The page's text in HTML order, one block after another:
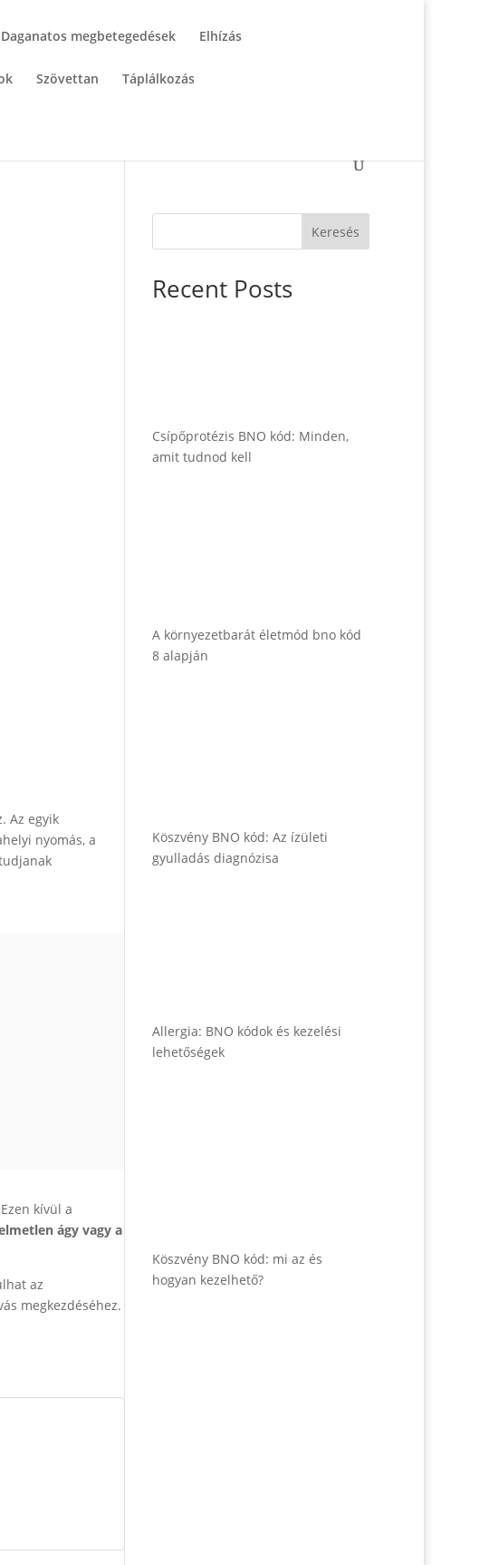
Daganatos megbetegedések Elhízás
Szövettan Táplálkozás
Az egyik
nyomás, a
kívül a
ágy vagy a
az
megkezdéséhez.
Keresés
Recent Posts
Csípőprotézis BNO kód: Minden,
amit tudnod kell
A környezetbarát életmód bno kód
8 alapján
Köszvény BNO kód: Az ízületi
gyulladás diagnózisa
Allergia: BNO kódok és kezelési
lehetőségek
Köszvény BNO kód: mi az és
hogyan kezelhető?